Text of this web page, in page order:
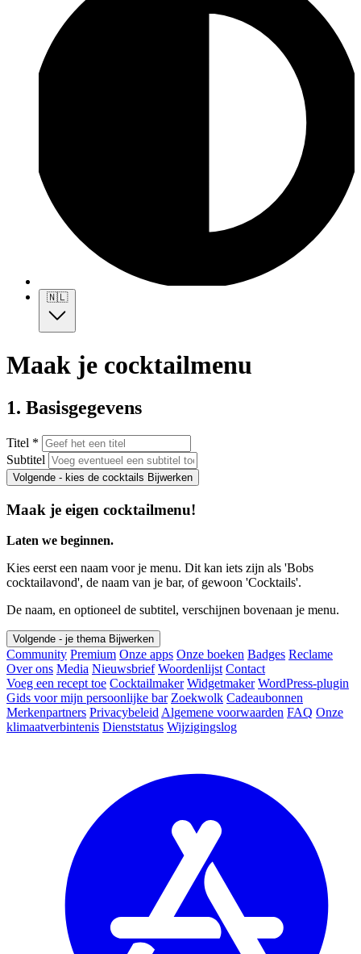
🇳🇱
Maak je cocktailmenu
1. Basisgegevens
Titel *
Subtitel
Volgende - kies de cocktails Bijwerken
Maak je eigen cocktailmenu!
Laten we beginnen.
Kies eerst een naam voor je menu. Dit kan iets zijn als 'Bobs
cocktailavond', de naam van je bar, of gewoon 'Cocktails'.
De naam, en optioneel de subtitel, verschijnen bovenaan je menu.
Volgende - je thema Bijwerken
Community Premium Onze apps Onze boeken Badges Reclame
Over ons Media Nieuwsbrief Woordenlijst Contact
Voeg een recept toe Cocktailmaker Widgetmaker WordPress-plugin
Gids voor mijn persoonlijke bar Zoekwolk Cadeaubonnen
Merkenpartners Privacybeleid Algemene voorwaarden FAQ Onze
klimaatverbintenis Dienststatus Wijzigingslog